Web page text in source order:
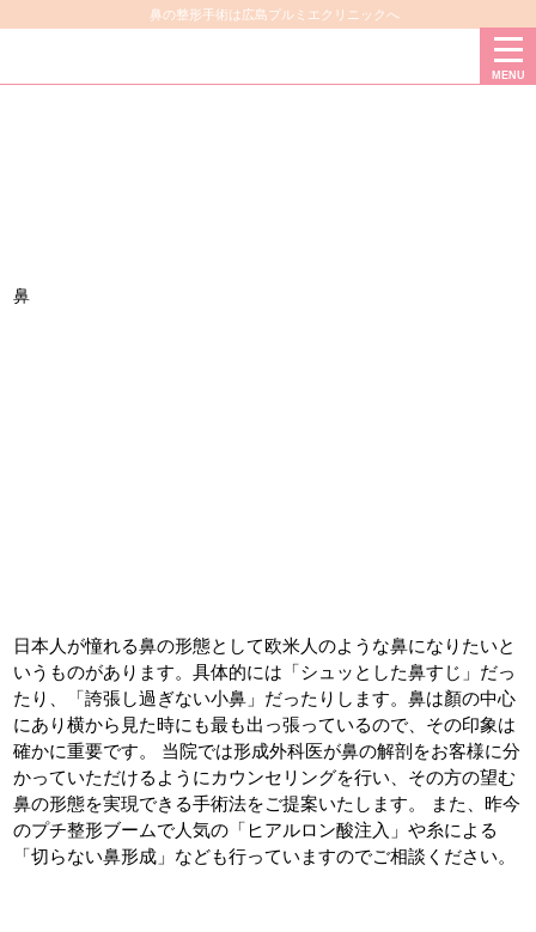
鼻の整形手術は広島プルミエクリニックへ
MENU
鼻
日本人が憧れる鼻の形態として欧米人のような鼻になりたいと
いうものがあります。具体的には「シュッとした鼻すじ」だっ
たり、「誇張し過ぎない小鼻」だったりします。鼻は顏の中心
にあり横から見た時にも最も出っ張っているので、その印象は
確かに重要です。 当院では形成外科医が鼻の解剖をお客様に分
かっていただけるようにカウンセリングを行い、その方の望む
鼻の形態を実現できる手術法をご提案いたします。 また、昨今
のプチ整形ブームで人気の「ヒアルロン酸注入」や糸による
「切らない鼻形成」なども行っていますのでご相談ください。